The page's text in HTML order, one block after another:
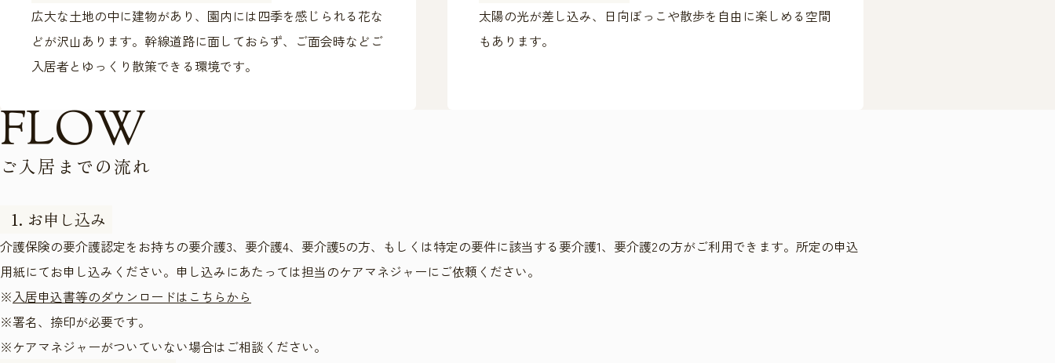
広大な土地の中に建物があり、園内には四季を感じられる花な
どが沢山あります。幹線道路に面しておらず、ご面会時などご
入居者とゆっくり散策できる環境です。
太陽の光が差し込み、日向ぼっこや散歩を自由に楽しめる空間
もあります。
FLOW
ご 入 居 ま での流れ
お申し込み
介護保険の要介護認定をお持ちの要介護3、要介護4、要介護5の方、もしくは特定の要件に該当する要介護1、要介護2の方がご利用できます。所定の申込
用紙にてお申し込みください。申し込みにあたっては担当のケアマネジャーにご依頼ください。
※入居申込書等のダウンロードはこちらから
※署名、捺印が必要です。
※ケアマネジャーがついていない場合はご相談ください。